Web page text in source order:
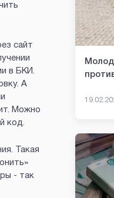
сайт
в БКИ.
А
Можно
код.
Такая
- так